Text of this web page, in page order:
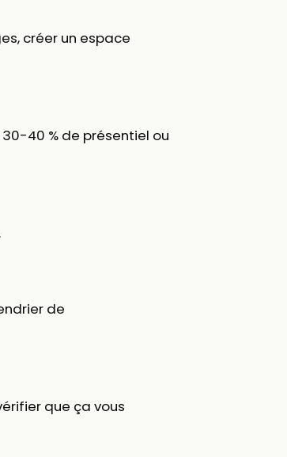
créer un espace
40 % de présentiel ou
de
que ça vous